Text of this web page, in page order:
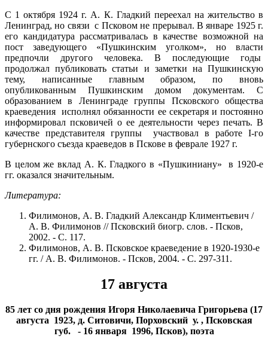
С 1 октября 1924 г. А. К. Гладкий переехал на жительство в
Ленинград, но связи с Псковом не прерывал. В январе 1925 г.
его кандидатура рассматривалась в качестве возможной на
пост заведующего «Пушкинским уголком», но власти
предпочли другого человека. В последующие годы
продолжал публиковать статьи и заметки на Пушкинскую
тему, написанные главным образом, по вновь
опубликованным Пушкинским домом документам. С
образованием в Ленинграде группы Псковского общества
краеведения исполнял обязанности ее секретаря и постоянно
информировал псковичей о ее деятельности через печать. В
качестве представителя группы участвовал в работе I-го
губернского съезда краеведов в Пскове в феврале 1927 г.
В целом же вклад А. К. Гладкого в «Пушкиниану» в 1920-е
гг. оказался значительным.
Литература:
Филимонов, А. В. Гладкий Александр Климентьевич /
А. В. Филимонов // Псковский биогр. слов. - Псков,
2002. - С. 117.
Филимонов, А. В. Псковское краеведение в 1920-1930-е
гг. / А. В. Филимонов. - Псков, 2004. - С. 297-311.
17 августа
85 лет со дня рождения Игоря Николаевича Григорьева (17
августа 1923, д. Ситовичи, Порховский у. , Псковская
губ. - 16 января 1996, Псков), поэта